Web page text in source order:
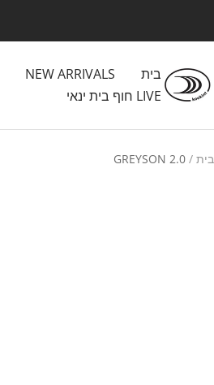
בית NEW ARRIVALS
LIVE חוף בית ינאי
Kookintstore
בית GREYSON 2.0